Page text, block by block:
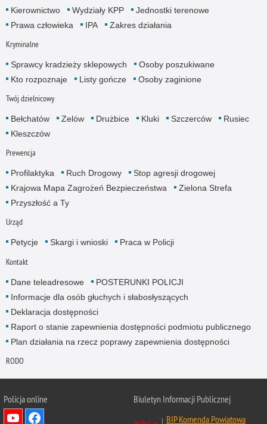
Kierownictwo Wydziały KPP
Jednostki terenowe
Prawa człowieka
IPA Zakres działania
Kryminalne
Sprawcy kradzieży sklepowych
Osoby poszukiwane
Kto rozpoznaje
Listy gończe Osoby zaginione
Twój dzielnicowy
Bełchatów Zelów Drużbice Kluki Szczerców
Rusiec
Kleszczów
Prewencja
Profilaktyka Ruch Drogowy
Stop agresji drogowej
Krajowa Mapa Zagrożeń Bezpieczeństwa
Zielona Strefa
Przyszłość a Ty
Urząd
Petycje Skargi i wnioski Praca w Policji
Kontakt
Dane teleadresowe
POSTERUNKI POLICJI
Informacje dla osób głuchych i słabosłyszących
Deklaracja dostępności
Raport o stanie zapewnienia dostępności podmiotu publicznego
Plan działania na rzecz poprawy zapewnienia dostępności
RODO
Policja online
Biuletyn Informacji Publicznej
BIP Komenda Powiatowa